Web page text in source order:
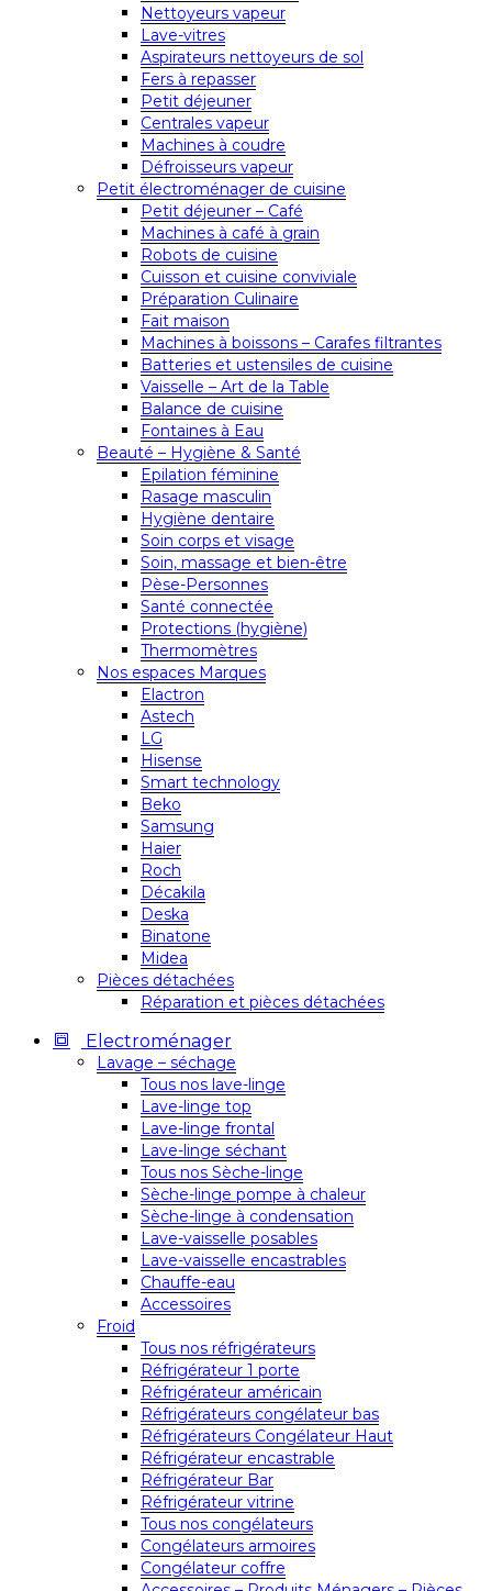
Nettoyeurs vapeur
Lave-vitres
Aspirateurs nettoyeurs de sol
Fers à repasser
Petit déjeuner
Centrales vapeur
Machines à coudre
Défroisseurs vapeur
Petit électroménager de cuisine
Petit déjeuner – Café
Machines à café à grain
Robots de cuisine
Cuisson et cuisine conviviale
Préparation Culinaire
Fait maison
Machines à boissons – Carafes filtrantes
Batteries et ustensiles de cuisine
Vaisselle – Art de la Table
Balance de cuisine
Fontaines à Eau
Beauté – Hygiène & Santé
Epilation féminine
Rasage masculin
Hygiène dentaire
Soin corps et visage
Soin, massage et bien-être
Pèse-Personnes
Santé connectée
Protections (hygiène)
Thermomètres
Nos espaces Marques
Elactron
Astech
LG
Hisense
Smart technology
Beko
Samsung
Haier
Roch
Décakila
Deska
Binatone
Midea
Pièces détachées
Réparation et pièces détachées
Electroménager
Lavage – séchage
Tous nos lave-linge
Lave-linge top
Lave-linge frontal
Lave-linge séchant
Tous nos Sèche-linge
Sèche-linge pompe à chaleur
Sèche-linge à condensation
Lave-vaisselle posables
Lave-vaisselle encastrables
Chauffe-eau
Accessoires
Froid
Tous nos réfrigérateurs
Réfrigérateur 1 porte
Réfrigérateur américain
Réfrigérateurs congélateur bas
Réfrigérateurs Congélateur Haut
Réfrigérateur encastrable
Réfrigérateur Bar
Réfrigérateur vitrine
Tous nos congélateurs
Congélateurs armoires
Congélateur coffre